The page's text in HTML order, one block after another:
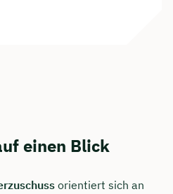
einen Blick
orientiert sich an